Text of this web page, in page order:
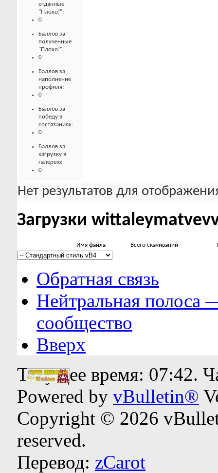
отданные
"Плохо!":
0
Баллов за
полученные
"Плохо!":
0
Баллов за
наполнение
профиля:
0
Баллов за
победу в
состязаниях:
0
Баллов за
загрузку в
галерею:
0
Нет результатов для
Загрузки
Имя файла Всего скачиваний
Обратная связь
Нейтральная полоса
сообщество
Вверх
Текущее время: 07:42.
Powered by vBulletin®
Copyright © 2026
reserved.
Перевод: zCarot